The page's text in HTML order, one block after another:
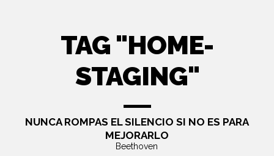
TAG "HOME-
STAGING"
NUNCA ROMPAS EL SILENCIO SI NO ES PARA
MEJORARLO
Beethoven